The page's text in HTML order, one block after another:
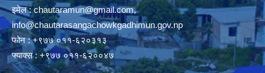
इमेल :chautaramun@gmail.com,
info@chautarasangachowkgadhimun.gov.np
फोन : +९७७ ०११-६२०३१३
फ्याक्स : +९७७ ०११-६२००४७